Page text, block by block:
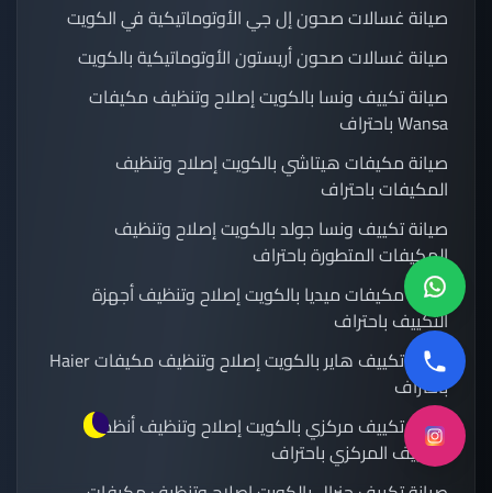
صيانة غسالات صحون إل جي الأوتوماتيكية في الكويت
صيانة غسالات صحون أريستون الأوتوماتيكية بالكويت
صيانة تكييف ونسا بالكويت إصلاح وتنظيف مكيفات
Wansa باحتراف
صيانة مكيفات هيتاشي بالكويت إصلاح وتنظيف
المكيفات باحتراف
صيانة تكييف ونسا جولد بالكويت إصلاح وتنظيف
المكيفات المتطورة باحتراف
صيانة مكيفات ميديا بالكويت إصلاح وتنظيف أجهزة
التكييف باحتراف
صيانة تكييف هاير بالكويت إصلاح وتنظيف مكيفات Haier
باحتراف
صيانة تكييف مركزي بالكويت إصلاح وتنظيف أنظمة
التكييف المركزي باحتراف